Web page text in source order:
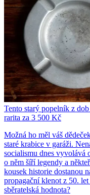
Tento starý popelník z
rarita za 3 500 Kč
Možná ho měl váš
staré krabice v garáži.
socialismu dnes vyvolává
o něm šíří legendy a
kousek historie dostanou
propagační klenot z 50.
sběratelská hodnota?